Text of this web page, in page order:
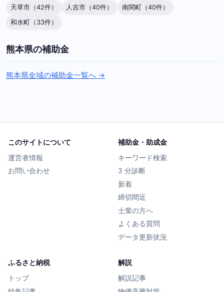
天草市（42件）
人吉市（40件）
南関町（40件）
和水町（33件）
熊本県の補助金
熊本県全域の補助金一覧へ →
このサイトについて
運営者情報
お問い合わせ
補助金・助成金
キーワード検索
3 分診断
新着
締切間近
士業の方へ
よくある質問
データ更新状況
ふるさと納税
トップ
解説
解説記事